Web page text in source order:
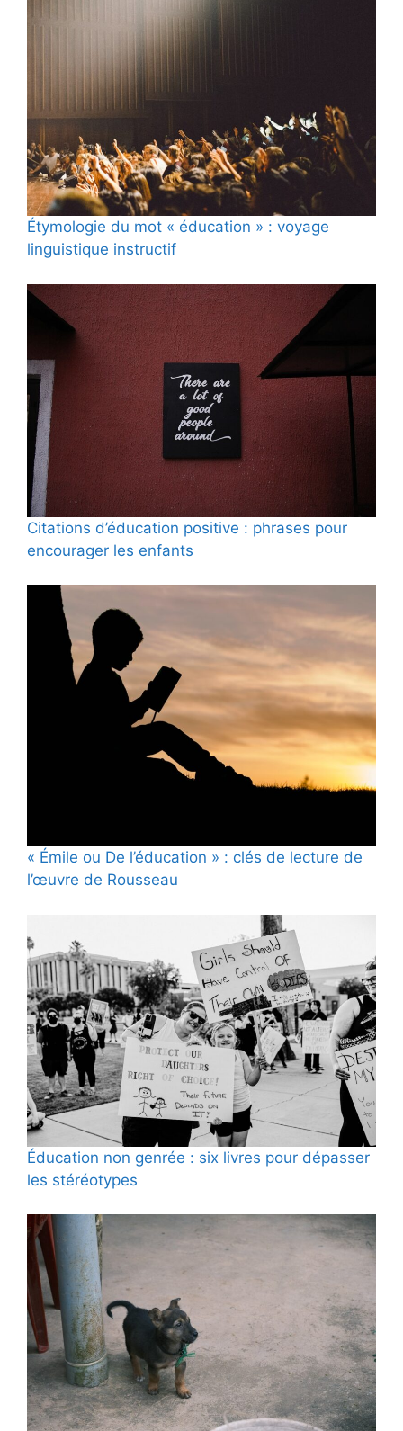
Étymologie du mot « éducation » : voyage
linguistique instructif
Citations d’éducation positive : phrases pour
encourager les enfants
« Émile ou De l’éducation » : clés de lecture de
l’œuvre de Rousseau
Éducation non genrée : six livres pour dépasser
les stéréotypes